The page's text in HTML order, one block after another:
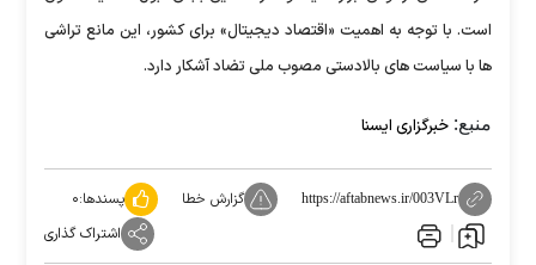
است. با توجه به اهمیت «اقتصاد دیجیتال» برای کشور، این مانع تراشی
ها با سیاست های بالادستی مصوب ملی تضاد آشکار دارد.
منبع: خبرگزاری ایسنا
https://aftabnews.ir/003VLr گزارش خطا پسندها:۰
اشتراک گذاری